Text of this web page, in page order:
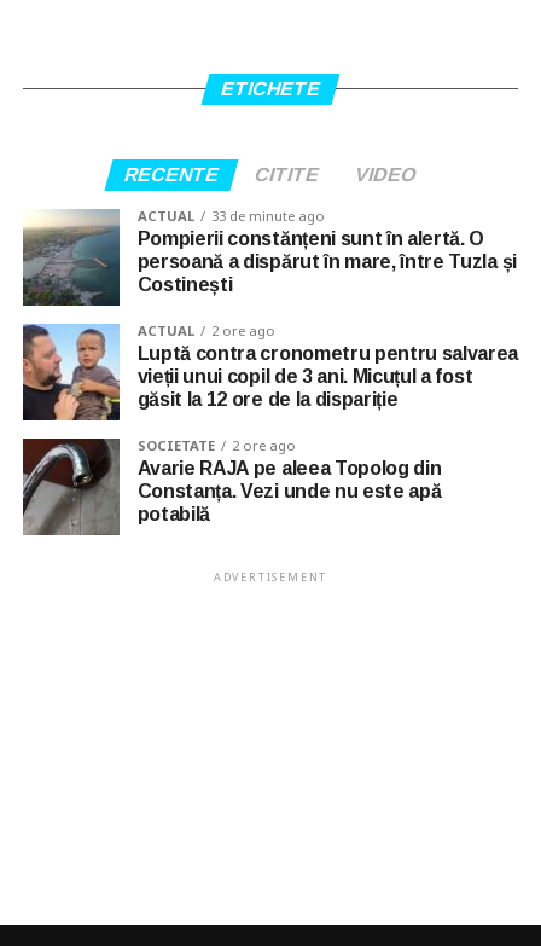
ETICHETE
RECENTE CITITE VIDEO
ACTUAL 33 de minute ago
Pompierii constănțeni sunt în alertă. O
persoană a dispărut în mare, între Tuzla și
Costinești
ACTUAL 2 ore ago
Luptă contra cronometru pentru salvarea
vieții unui copil de 3 ani. Micuțul a fost
găsit la 12 ore de la dispariție
SOCIETATE 2 ore ago
Avarie RAJA pe aleea Topolog din
Constanța. Vezi unde nu este apă
potabilă
ADVERTISEMENT